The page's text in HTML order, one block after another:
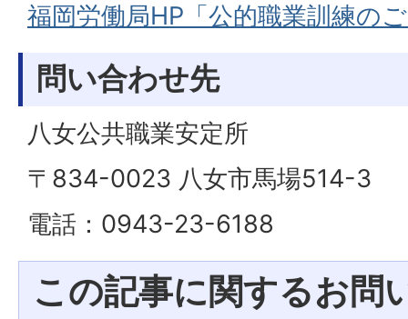
福岡労働局HP「公的職業訓練の
問い合わせ先
八女公共職業安定所
〒834-0023 八女市馬場514-3
電話：0943-23-6188
この記事に関するお問